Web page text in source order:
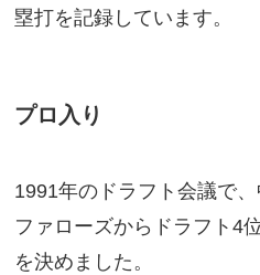
塁打を記録しています。
プロ入り
1991年のドラフト会議で
ファローズからドラフト4
を決めました。